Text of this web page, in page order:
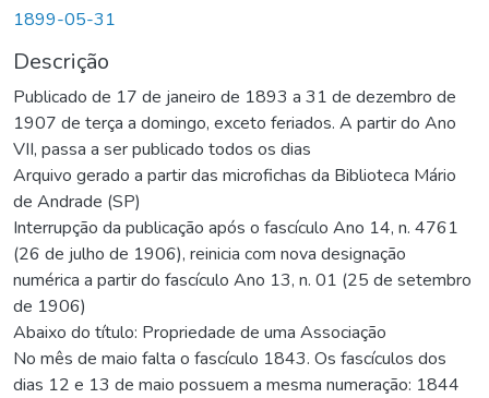
1899-05-31
Descrição
Publicado de 17 de janeiro de 1893 a 31 de dezembro de
1907 de terça a domingo, exceto feriados. A partir do Ano
VII, passa a ser publicado todos os dias
Arquivo gerado a partir das microfichas da Biblioteca Mário
de Andrade (SP)
Interrupção da publicação após o fascículo Ano 14, n. 4761
(26 de julho de 1906), reinicia com nova designação
numérica a partir do fascículo Ano 13, n. 01 (25 de setembro
de 1906)
Abaixo do título: Propriedade de uma Associação
No mês de maio falta o fascículo 1843. Os fascículos dos
dias 12 e 13 de maio possuem a mesma numeração: 1844